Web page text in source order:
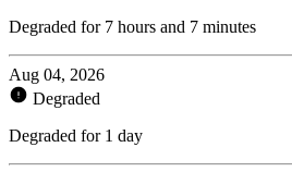
Degraded for 7 hours and 7 minutes
Aug 04, 2026
Degraded
Degraded for 1 day